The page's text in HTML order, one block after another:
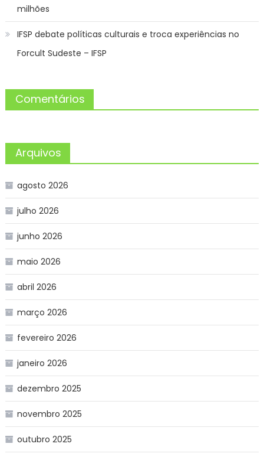
milhões
IFSP debate políticas culturais e troca experiências no
Forcult Sudeste – IFSP
Comentários
Arquivos
agosto 2026
julho 2026
junho 2026
maio 2026
abril 2026
março 2026
fevereiro 2026
janeiro 2026
dezembro 2025
novembro 2025
outubro 2025